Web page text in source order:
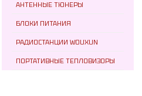
АНТЕННЫЕ ТЮНЕРЫ
БЛОКИ ПИТАНИЯ
РАДИОСТАНЦИИ WOUXUN
ПОРТАТИВНЫЕ ТЕПЛОВИЗОРЫ